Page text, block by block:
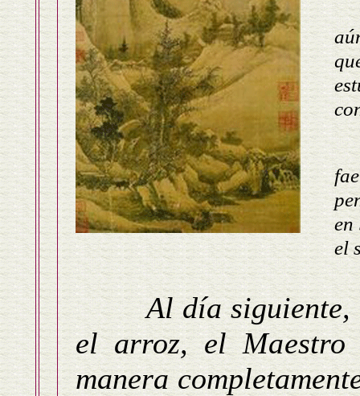
en
el
Al día
el arroz, el Maestro
manera